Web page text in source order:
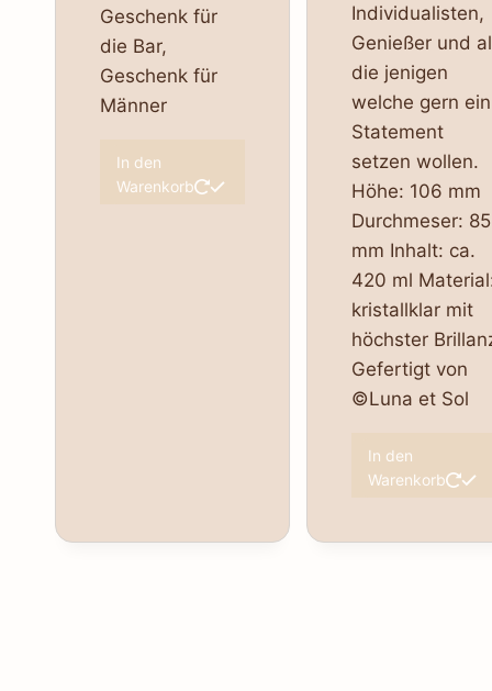
Geschenk für
die Bar,
Geschenk für
Männer
In den
Warenkorb
Individualisten,
Genießer und
die jenigen
welche gern ein
Statement
setzen wollen.
Höhe: 106 mm
Durchmeser: 85
mm Inhalt: ca.
420 ml
kristallklar mit
höchster
Gefertigt von
©Luna et Sol
In den
Warenkorb